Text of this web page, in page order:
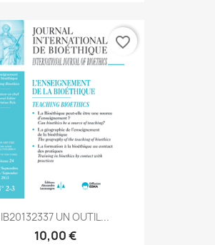
IB20132337 UN OUTIL...
10,00 €
favorite_border